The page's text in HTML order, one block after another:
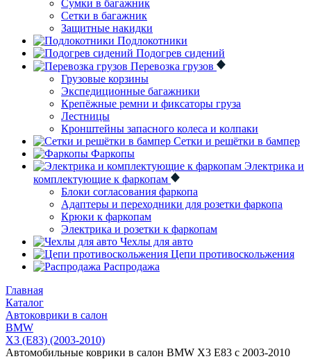
Сумки в багажник
Сетки в багажник
Защитные накидки
Подлокотники
Подогрев сидений
Перевозка грузов
Грузовые корзины
Экспедиционные багажники
Крепёжные ремни и фиксаторы груза
Лестницы
Кронштейны запасного колеса и колпаки
Сетки и решётки в бампер
Фаркопы
Электрика и
комплектующие к фаркопам
Блоки согласования фаркопа
Адаптеры и переходники для розетки фаркопа
Крюки к фаркопам
Электрика и розетки к фаркопам
Чехлы для авто
Цепи противоскольжения
Распродажа
Главная
Каталог
Автоковрики в салон
BMW
X3 (E83) (2003-2010)
Автомобильные коврики в салон BMW X3 Е83 с 2003-2010